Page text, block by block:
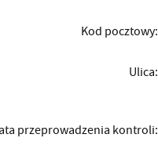
Kod pocztowy:
Ulica:
przeprowadzenia kontroli: